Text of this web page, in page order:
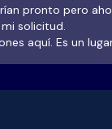
solicitud.
Solo tengo el